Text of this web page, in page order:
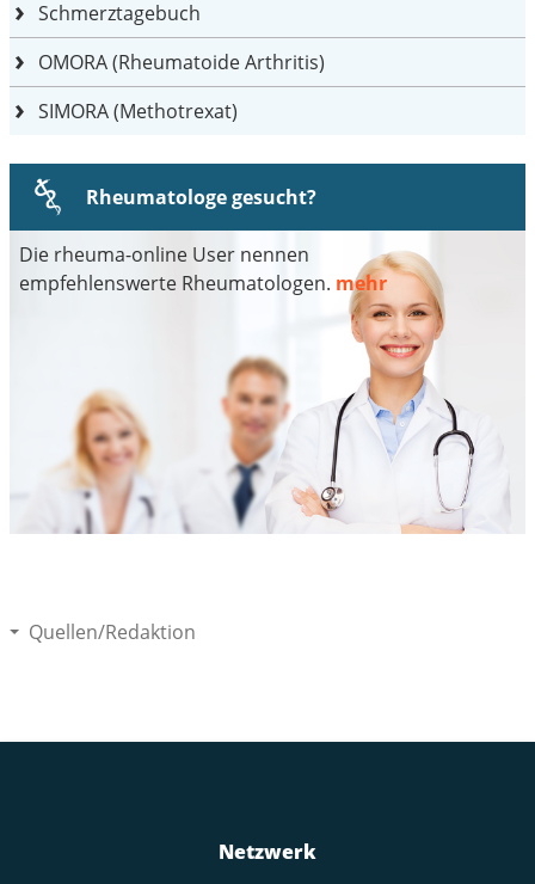
Schmerztagebuch
OMORA (Rheumatoide Arthritis)
SIMORA (Methotrexat)
Rheumatologe gesucht?
Die rheuma-online User nennen
empfehlenswerte Rheumatologen. mehr
Quellen/Redaktion
Netzwerk